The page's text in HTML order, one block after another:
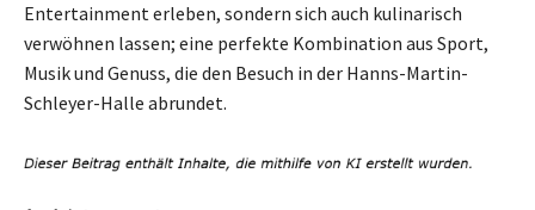
Entertainment erleben, sondern sich auch kulinarisch
verwöhnen lassen; eine perfekte Kombination aus Sport,
Musik und Genuss, die den Besuch in der Hanns-Martin-
Schleyer-Halle abrundet.